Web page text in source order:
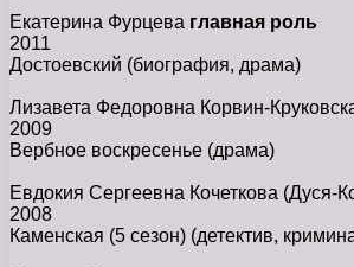
Екатерина Фурцева главная роль
2011
Достоевский (биография, драма)
Лизавета Федоровна Корвин-
2009
Вербное воскресенье (драма)
Евдокия Сергеевна Кочеткова (Дуся-
2008
Каменская (5 сезон) (детектив,